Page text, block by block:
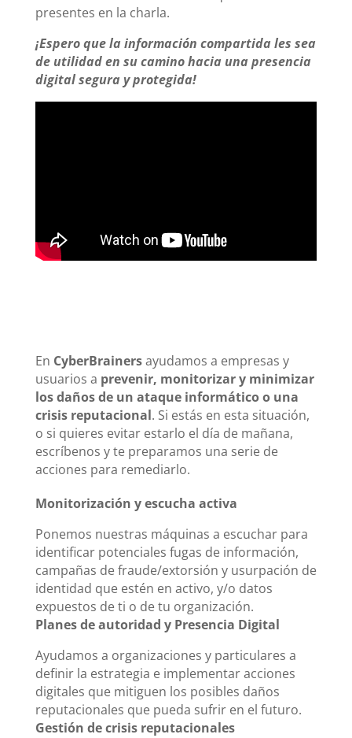
presentes en la charla.
¡Espero que la información compartida les sea
de utilidad en su camino hacia una presencia
digital segura y protegida!
En CyberBrainersayudamos a empresas y
usuarios a prevenir, monitorizar y minimizar
los daños de un ataque informático o una
crisis reputacional. Si estás en esta situación,
o si quieres evitar estarlo el día de mañana,
escríbenos y te preparamos una serie de
acciones para remediarlo.
Monitorización y escucha activa
Ponemos nuestras máquinas a escuchar para
identificar potenciales fugas de información,
campañas de fraude/extorsión y usurpación de
identidad que estén en activo, y/o datos
expuestos de ti o de tu organización.
Planes de autoridad y Presencia Digital
Ayudamos a organizaciones y particulares a
definir la estrategia e implementar acciones
digitales que mitiguen los posibles daños
reputacionales que pueda sufrir en el futuro.
Gestión de crisis reputacionales